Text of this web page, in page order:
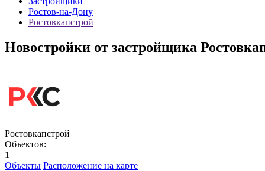
Ростов-на-Дону
Ростовкапстрой
Новостройки от застройщика
Ростовкапстрой
Объектов:
1
Объекты Расположение на карте